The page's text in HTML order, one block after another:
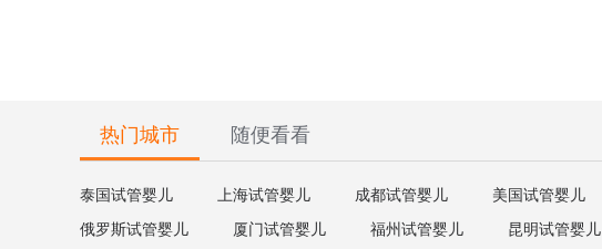
热门城市 随便看看
泰国试管婴儿 上海试管婴儿 成都试管婴儿 美国试管婴儿
俄罗斯试管婴儿
厦门试管婴儿 福州试管婴儿 昆明试管婴儿